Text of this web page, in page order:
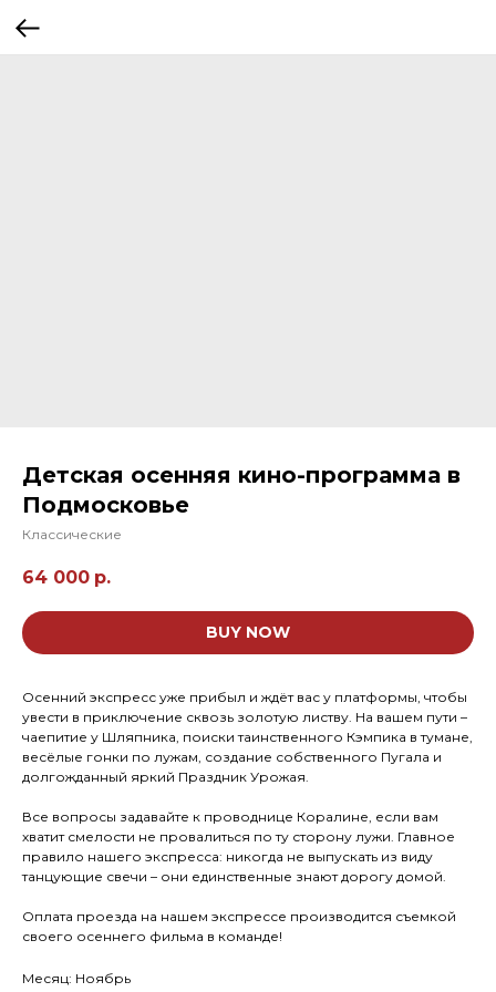
Детская осенняя кино-программа в
Подмосковье
Классические
64 000 р.
BUY NOW
Осенний экспресс уже прибыл и ждёт вас у платформы, чтобы
увести в приключение сквозь золотую листву. На вашем пути –
чаепитие у Шляпника, поиски таинственного Кэмпика в тумане,
весёлые гонки по лужам, создание собственного Пугала и
долгожданный яркий Праздник Урожая.
Все вопросы задавайте к проводнице Коралине, если вам
хватит смелости не провалиться по ту сторону лужи. Главное
правило нашего экспресса: никогда не выпускать из виду
танцующие свечи – они единственные знают дорогу домой.
Оплата проезда на нашем экспрессе производится съемкой
своего осеннего фильма в команде!
Месяц: Ноябрь